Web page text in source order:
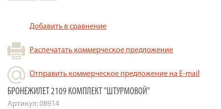
Добавить в сравнение
Распечатать коммерческое предложение
Отправить коммерческое предложение на E-mail
БРОНЕЖИЛЕТ 2109 КОМПЛЕКТ "ШТУРМОВОЙ"
Артикул:08914